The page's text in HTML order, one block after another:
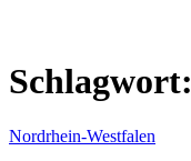
Schlagwort:
Nordrhein-Westfalen